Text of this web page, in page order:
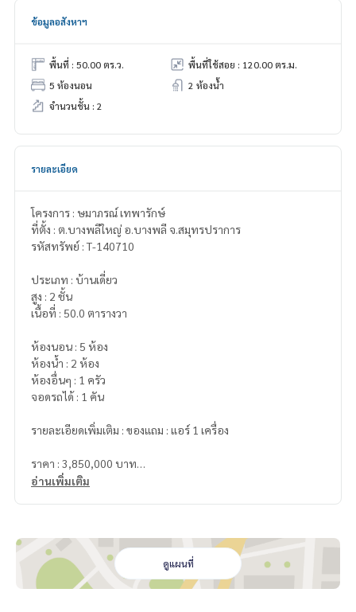
ข้อมูลอสังหาฯ
พื้นที่ : 50.00 ตร.ว.
พื้นที่ใช้สอย : 120.00 ตร.ม.
5 ห้องนอน
2 ห้องน้ำ
จำนวนชั้น : 2
รายละเอียด
โครงการ : ษมาภรณ์ เทพารักษ์
ที่ตั้ง : ต.บางพลีใหญ่ อ.บางพลี จ.สมุทรปราการ
รหัสทรัพย์ : T-140710
ประเภท : บ้านเดี่ยว
สูง : 2 ชั้น
เนื้อที่ : 50.0 ตารางวา
ห้องนอน : 5 ห้อง
ห้องน้ำ : 2 ห้อง
ห้องอื่นๆ : 1 ครัว
จอดรถได้ : 1 คัน
รายละเอียดเพิ่มเติม : ของแถม : แอร์ 1 เครื่อง
ราคา : 3,850,000 บาท
**เรามีบริการจัดสินเชื่อให้ฟรี พร้อมยินดีให้คำปรึกษา มีให้เลือกทุ
กธนาคาร**
**พร้อมอัตราดอกเบี้ยพิเศษ และ วงเงินสูงสุด 90-100% ของราคา
อ่านเพิ่มเติม
ดูแผนที่